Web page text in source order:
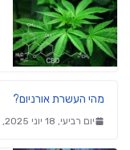
מהי העשרת אורניום?
יום רביעי, 18 יוני 2025, 23:30